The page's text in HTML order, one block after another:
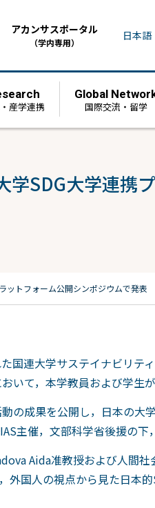
アカンサスポータル
（学内専用） 日本語
産学連携
Global
国際交流・留学
学SDG大学連携
ットフォーム公開シンポジウムで発表
国連大学サステイナビリテ
いて，本学教員および学生
の成果を公開し，日本の大
主催，文部科学省後援の下
Aida准教授および人間
外国人の視点から見た日本